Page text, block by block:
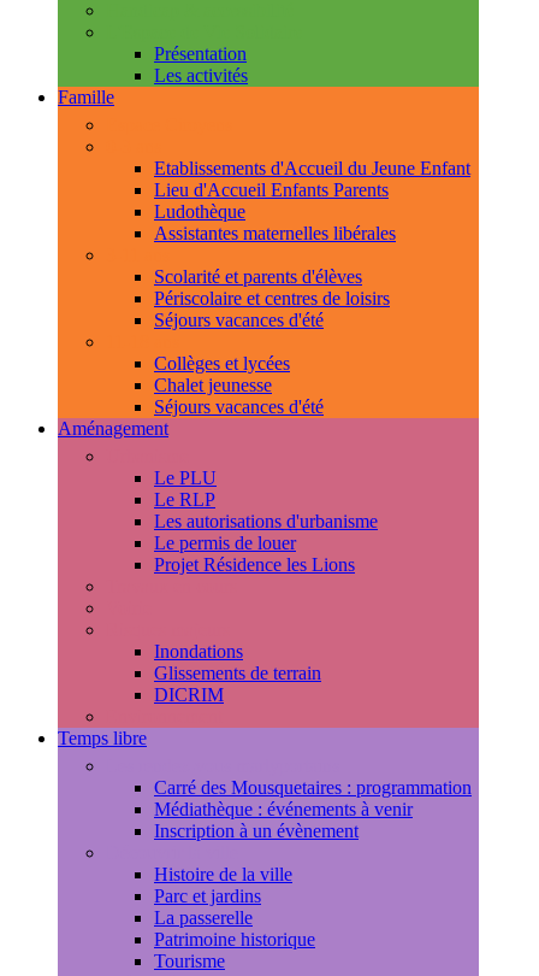
Présentation
Les activités
Famille
Etablissements d'Accueil du Jeune Enfant
Lieu d'Accueil Enfants Parents
Ludothèque
Assistantes maternelles libérales
Scolarité et parents d'élèves
Périscolaire et centres de loisirs
Séjours vacances d'été
Collèges et lycées
Chalet jeunesse
Séjours vacances d'été
Aménagement
Le PLU
Le RLP
Les autorisations d'urbanisme
Le permis de louer
Projet Résidence les Lions
Inondations
Glissements de terrain
DICRIM
Temps libre
Carré des Mousquetaires : programmation
Médiathèque : événements à venir
Inscription à un évènement
Histoire de la ville
Parc et jardins
La passerelle
Patrimoine historique
Tourisme